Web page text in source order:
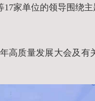
家单位的领导围绕主
高质量发展大会及